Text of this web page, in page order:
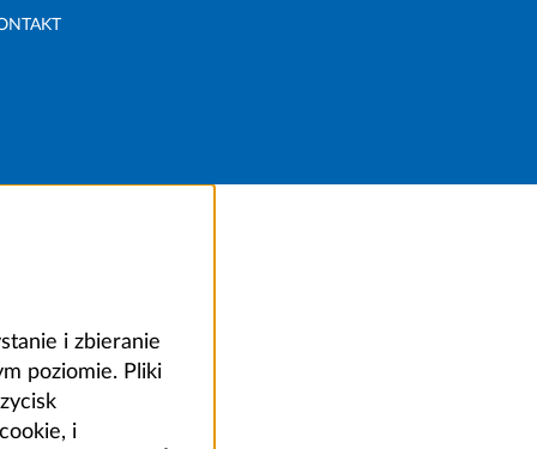
i zbieranie
poziomie. Pliki
i